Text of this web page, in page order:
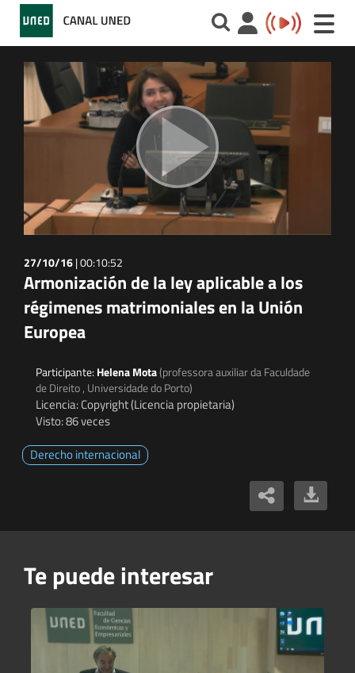
Toggle
27/10/16|00:10:52
Armonización de la ley aplicable a los
régimenes matrimoniales en la Unión
Europea
Participante: Helena Mota(professora auxiliar da Faculdade
de Direito , Universidade do Porto)
Licencia: Copyright (Licencia propietaria)
Visto: 86 veces
Derecho internacional
Te puede interesar